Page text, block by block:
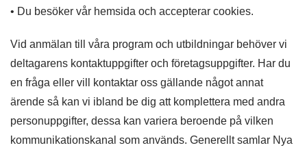
• Du besöker vår hemsida och accepterar cookies.
Vid anmälan till våra program och utbildningar behöver vi
deltagarens kontaktuppgifter och företagsuppgifter. Har du
en fråga eller vill kontaktar oss gällande något annat
ärende så kan vi ibland be dig att komplettera med andra
personuppgifter, dessa kan variera beroende på vilken
kommunikationskanal som används. Generellt samlar Nya